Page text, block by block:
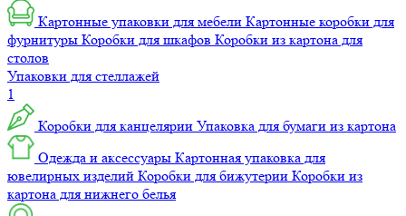
Картонные упаковки для мебели Картонные коробки для
фурнитуры Коробки для шкафов Коробки из картона для
столов
Упаковки для стеллажей
1
Коробки для канцелярии Упаковка для бумаги из картона
Одежда и аксессуары Картонная упаковка для
ювелирных изделий Коробки для бижутерии Коробки из
картона для нижнего белья